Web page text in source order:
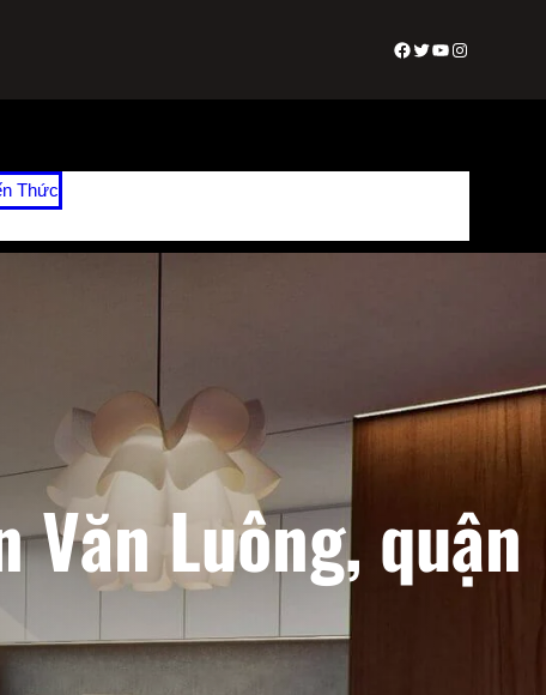
Facebook
Twitter
Youtube
Instagram
Thức
Luông, quận